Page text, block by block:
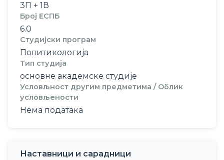
3П + 1В
Број ЕСПБ
6.0
Студијски програм
Политикологија
Тип студија
основне академске студије
Условљност другим предметима / Облик
условљености
Нема података
Наставници и сарадници